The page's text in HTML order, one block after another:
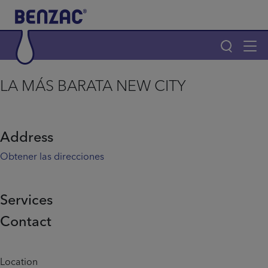
Skip to main content
Main navigation
¿Por qué elegir Benzac?
Home
Info menu
LA MÁS BARATA NEW CITY
Address
Obtener las direcciones
Services
Contact
Location